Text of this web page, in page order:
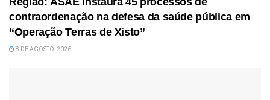
contraordenação na defesa da saúde pública em
“Operação Terras de Xisto”
8 DE AGOSTO, 2026